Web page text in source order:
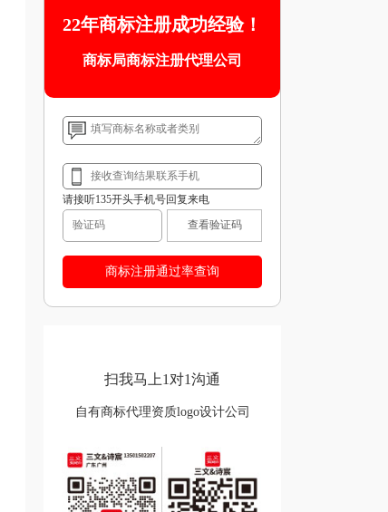
22年商标注册成功经验！
商标局商标注册代理公司
请接听135开头手机号回复来电
查看验证码
扫我马上1对1沟通
自有商标代理资质logo设计公司